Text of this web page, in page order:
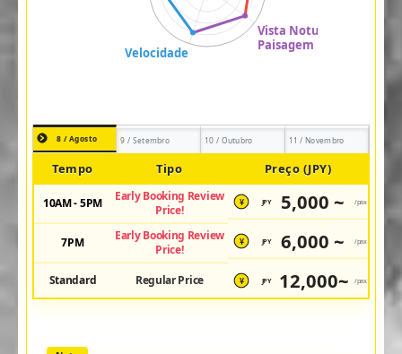
8 / Agosto 9 / Setembro 10 / Outubro 11 / Novembro
Tempo Tipo Preço (JPY)
10AM - 5PM
Early Booking Review
Price!
¥ JPY 5,000 ~ /pax
7PM
Early Booking Review
Price!
¥ JPY 6,000 ~ /pax
Standard Regular Price ¥ JPY 12,000~ /pax